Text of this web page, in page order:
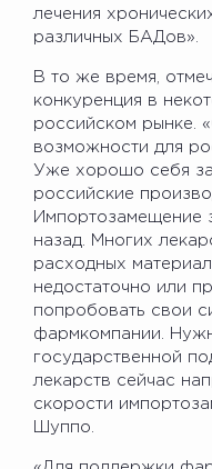
лечения
различных БАДов».
В то же время,
конкуренция в
российском рынке.
возможности для
Уже хорошо себя
российские
Импортозамещение
назад. Многих
расходных
недостаточно или
попробовать свои
фармкомпании.
государственной
лекарств сейчас
скорости
Шуппо.